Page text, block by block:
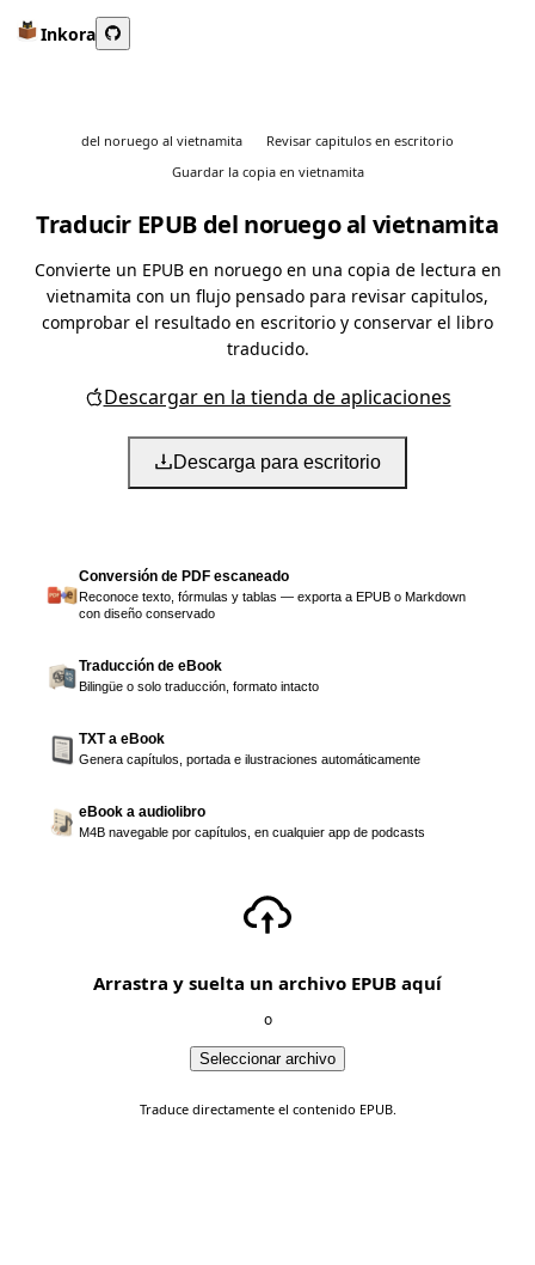
Inkora
del noruego al vietnamita
Revisar capitulos en escritorio
Guardar la copia en vietnamita
Traducir EPUB del noruego al vietnamita
Convierte un EPUB en noruego en una copia de lectura en
vietnamita con un flujo pensado para revisar capitulos,
comprobar el resultado en escritorio y conservar el libro
traducido.
Descargar en la tienda de aplicaciones
Descarga para escritorio
Conversión de PDF escaneado
Reconoce texto, fórmulas y tablas — exporta a EPUB o Markdown
con diseño conservado
Traducción de eBook
Bilingüe o solo traducción, formato intacto
TXT a eBook
Genera capítulos, portada e ilustraciones automáticamente
eBook a audiolibro
M4B navegable por capítulos, en cualquier app de podcasts
Arrastra y suelta un archivo EPUB aquí
o
Seleccionar archivo
Traduce directamente el contenido EPUB.